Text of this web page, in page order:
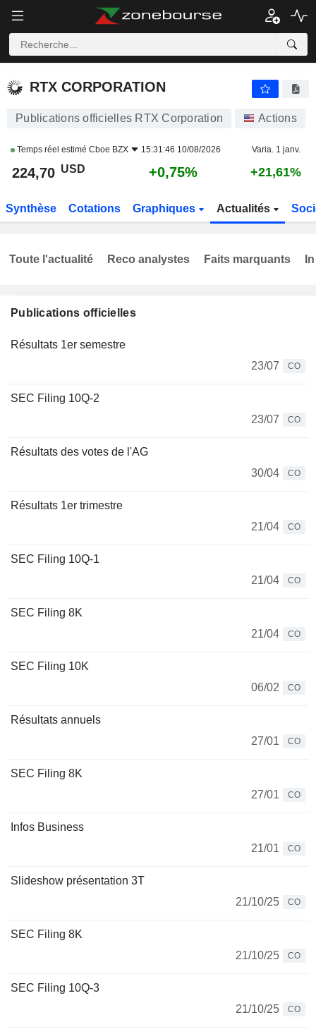
RTX CORPORATION
RTX CORPORATION
Publications officielles RTX Corporation Actions
Temps réel estimé Cboe BZX 15:31:46 10/08/2026 Varia. 1 janv.
224,70 USD +0,75% +21,61%
Synthèse Cotations Graphiques Actualités
Publications officielles
Résultats 1er semestre
23/07
CO
SEC Filing 10Q-2
23/07
CO
Résultats des votes de l'AG
30/04
CO
Résultats 1er trimestre
21/04
CO
SEC Filing 10Q-1
21/04
CO
SEC Filing 8K
21/04
CO
SEC Filing 10K
06/02
CO
Résultats annuels
27/01
CO
SEC Filing 8K
27/01
CO
Infos Business
21/01
CO
Slideshow présentation 3T
21/10/25
CO
SEC Filing 8K
21/10/25
CO
SEC Filing 10Q-3
21/10/25
CO
Toute l'actualité Reco analystes Faits marquants